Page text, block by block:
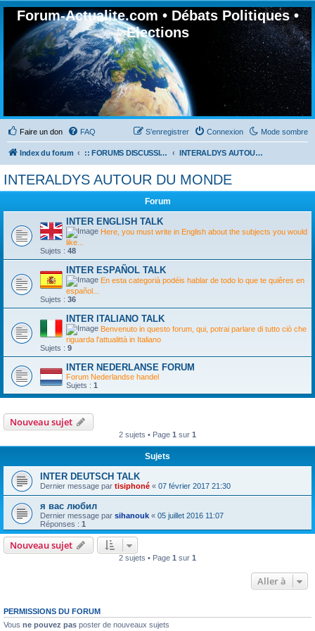
Forum-Actualite.com • Débats Politiques •
Elections
Faire un don Mode sombre
FAQ Connexion
S’enregistrer
Index du forum :: FORUMS DISCUSSION GÉNÉRALES INTERALDYS AUTOUR DU MONDE
INTERALDYS AUTOUR DU MONDE
Forum
INTER ENGLISH TALK
Here, you must write in English about the subjects you would
like...
Sujets : 48
INTER ESPAÑOL TALK
En esta categorià­ podéis hablar de todo lo que te quiêres en
español...
Sujets : 36
INTER ITALIANO TALK
Benvenuto in questo forum, qui, potrai parlare di tutto ciò che
riguarda l'attualittà in Italiano
Sujets : 9
INTER NEDERLANSE FORUM
Forum Nederlandse handel
Sujets : 1
Nouveau sujet
2 sujets • Page 1 sur 1
Sujets
INTER DEUTSCH TALK
Dernier message par tisiphoné « 07 février 2017 21:30
я вас любил
Dernier message par sihanouk « 05 juillet 2016 11:07
Réponses : 1
Nouveau sujet
2 sujets • Page 1 sur 1
Aller à
PERMISSIONS DU FORUM
Vous ne pouvez pas poster de nouveaux sujets